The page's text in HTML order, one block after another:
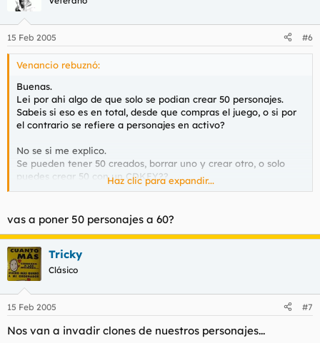
15 Feb 2005 #6
Venancio rebuznó:
Buenas.
Lei por ahi algo de que solo se podian crear 50 personajes.
Sabeis si eso es en total, desde que compras el juego, o si por
el contrario se refiere a personajes en activo?
No se si me explico.
Se pueden tener 50 creados, borrar uno y crear otro, o solo
puedes crear 50 con un CDKEY??
Haz clic para expandir...
vas a poner 50 personajes a 60?
Tricky
Clásico
15 Feb 2005 #7
Nos van a invadir clones de nuestros personajes...